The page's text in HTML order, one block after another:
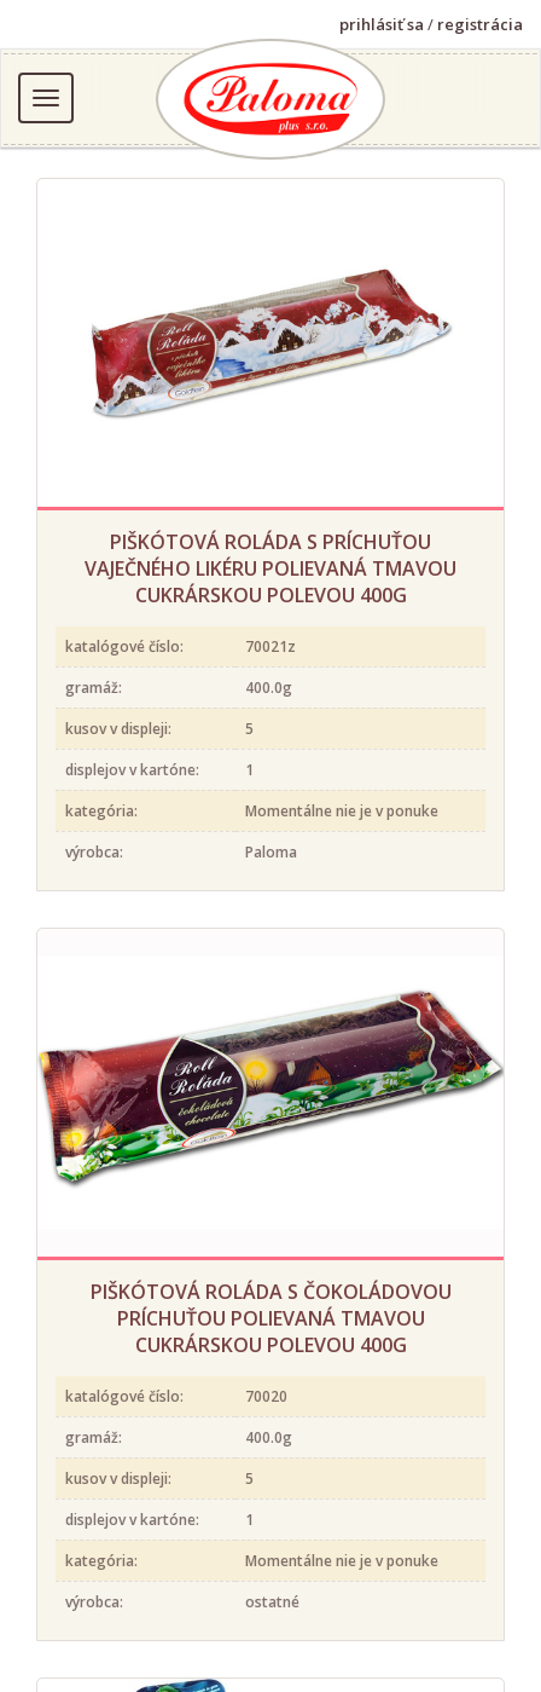
prihlásiť sa / registrácia
PIŠKÓTOVÁ ROLÁDA S PRÍCHUŤOU
VAJEČNÉHO LIKÉRU POLIEVANÁ TMAVOU
CUKRÁRSKOU POLEVOU 400G
katalógové číslo:
70021z
gramáž:
400.0g
kusov v displeji:
5
displejov v kartóne:
1
kategória:
Momentálne nie je v ponuke
výrobca:
Paloma
PIŠKÓTOVÁ ROLÁDA S ČOKOLÁDOVOU
PRÍCHUŤOU POLIEVANÁ TMAVOU
CUKRÁRSKOU POLEVOU 400G
katalógové číslo:
70020
gramáž:
400.0g
kusov v displeji:
5
displejov v kartóne:
1
kategória:
Momentálne nie je v ponuke
výrobca:
ostatné